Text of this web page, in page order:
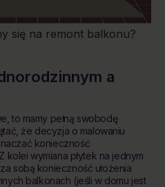
się na remont balkonu?
a
to mamy pełną swobodę
że decyzja o malowaniu
konieczność
kolei wymiana płytek na jednym
sobą konieczność ułożenia
balkonach (jeśli w domu jest